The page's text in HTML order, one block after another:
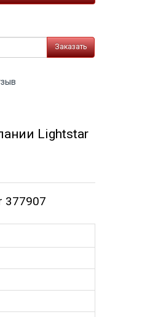
Заказать
Lightstar
377907